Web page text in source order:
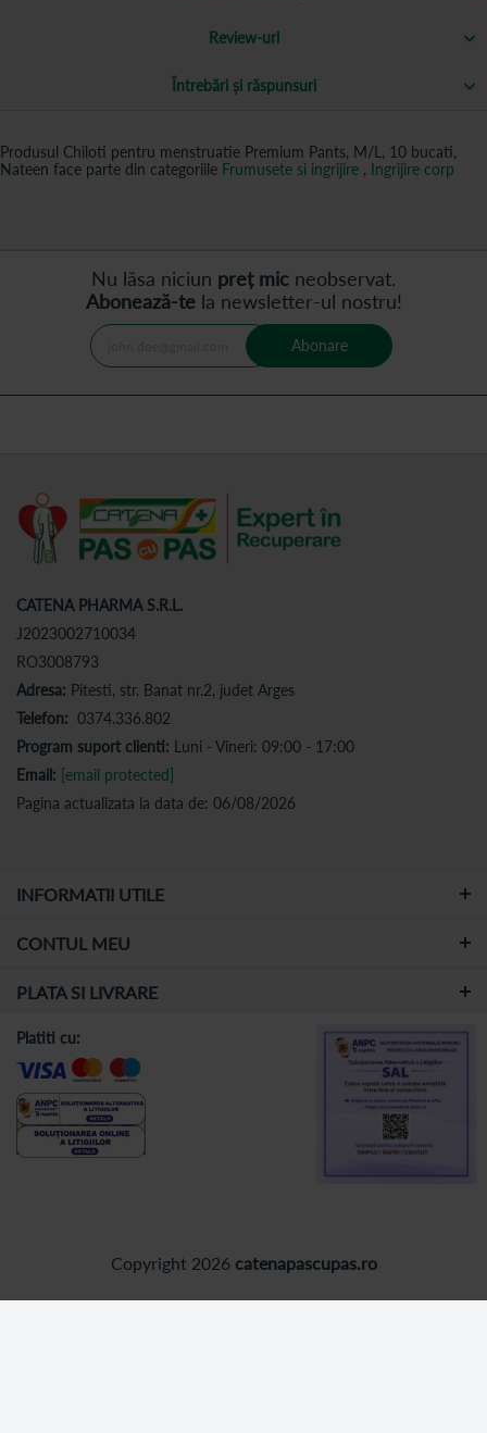
Review-uri
Întrebări și răspunsuri
Produsul Chiloti pentru menstruatie Premium Pants, M/L, 10 bucati,
Nateen face parte din categoriile Frumusete si ingrijire , Ingrijire corp
Nu lăsa niciun preț mic neobservat.
Abonează-tela newsletter-ul nostru!
Abonare
CATENA PHARMA S.R.L.
J2023002710034
RO3008793
Adresa: Pitesti, str. Banat nr.2, judet Arges
Telefon: 0374.336.802
Program suport clienti: Luni - Vineri: 09:00 - 17:00
Email: [email protected]
Pagina actualizata la data de: 06/08/2026
INFORMATII UTILE
CONTUL MEU
PLATA SI LIVRARE
Copyright 2026 catenapascupas.ro
Platiti cu: